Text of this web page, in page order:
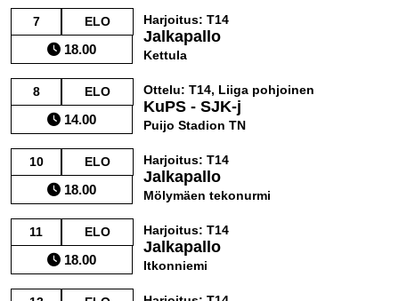
7 ELO
18.00
Harjoitus: T14
Jalkapallo
Kettula
8 ELO
14.00
Ottelu: T14, Liiga pohjoinen
KuPS - SJK-j
Puijo Stadion TN
10 ELO
18.00
Harjoitus: T14
Jalkapallo
Mölymäen tekonurmi
11 ELO
18.00
Harjoitus: T14
Jalkapallo
Itkonniemi